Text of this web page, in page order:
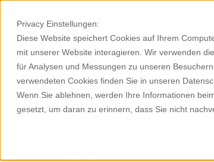
Privacy Einstellungen:
Diese Website speichert Cookies auf Ihrem
mit unserer Website interagieren. Wir verwenden
für Analysen und Messungen zu unseren
verwendeten Cookies finden Sie in unseren
Wenn Sie ablehnen, werden Ihre Informationen
gesetzt, um daran zu erinnern, dass Sie nicht